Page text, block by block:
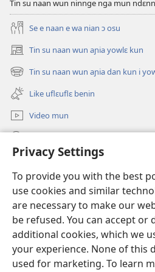
Privacy Settings
To provide you with the best
use cookies and similar
are necessary to make our
be refused. You can accept or
additional cookies, which we
your experience. None of this
used for marketing. To learn
Tin su naan wun ninnge nga mun
Se e naan e wa nian ɔ osu
Tin su naan wun aɲia yowlɛ kun
(opens
new
window)
Tin su naan wun aɲia dan kun i
(opens
new
window)
Like uflɛuflɛ benin
Video mun
(opens
window)ƐNTƐNƐTI SU FLUWA SIEWLƐ
(opens
new
window)JW Hub ®
(opens
new
window)